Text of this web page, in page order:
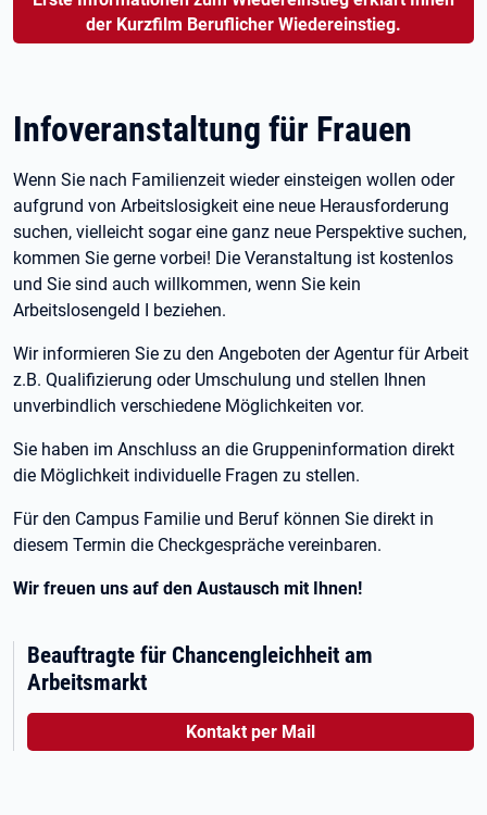
der Kurzfilm Beruflicher Wiedereinstieg.
Infoveranstaltung für Frauen
Wenn Sie nach Familienzeit wieder einsteigen wollen oder
aufgrund von Arbeitslosigkeit eine neue Herausforderung
suchen, vielleicht sogar eine ganz neue Perspektive suchen,
kommen Sie gerne vorbei! Die Veranstaltung ist kostenlos
und Sie sind auch willkommen, wenn Sie kein
Arbeitslosengeld I beziehen.
Wir informieren Sie zu den Angeboten der Agentur für Arbeit
z.B. Qualifizierung oder Umschulung und stellen Ihnen
unverbindlich verschiedene Möglichkeiten vor.
Sie haben im Anschluss an die Gruppeninformation direkt
die Möglichkeit individuelle Fragen zu stellen.
Für den Campus Familie und Beruf können Sie direkt in
diesem Termin die Checkgespräche vereinbaren.
Wir freuen uns auf den Austausch mit Ihnen!
Beauftragte für Chancengleichheit am
Arbeitsmarkt
Kontakt per Mail